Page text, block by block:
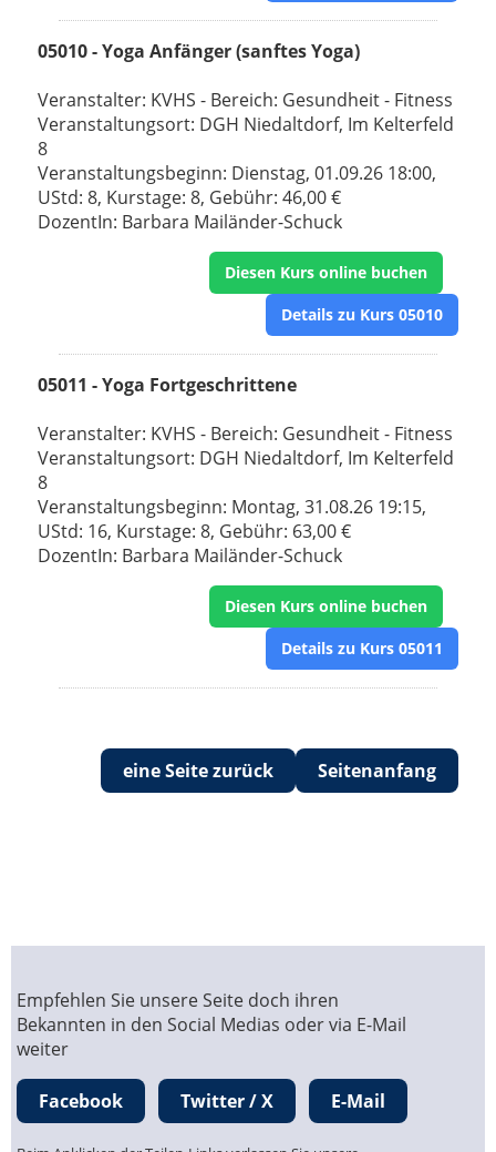
05010 - Yoga Anfänger (sanftes Yoga)
Veranstalter: KVHS - Bereich: Gesundheit - Fitness
Veranstaltungsort: DGH Niedaltdorf, Im Kelterfeld
8
Veranstaltungsbeginn: Dienstag, 01.09.26 18:00,
UStd: 8, Kurstage: 8, Gebühr: 46,00 €
DozentIn: Barbara Mailänder-Schuck
Diesen Kurs online buchen
Details zu Kurs 05010
05011 - Yoga Fortgeschrittene
Veranstalter: KVHS - Bereich: Gesundheit - Fitness
Veranstaltungsort: DGH Niedaltdorf, Im Kelterfeld
8
Veranstaltungsbeginn: Montag, 31.08.26 19:15,
UStd: 16, Kurstage: 8, Gebühr: 63,00 €
DozentIn: Barbara Mailänder-Schuck
Diesen Kurs online buchen
Details zu Kurs 05011
eine Seite zurück Seitenanfang
Empfehlen Sie unsere Seite doch ihren
Bekannten in den Social Medias oder via E-Mail
weiter
Facebook Twitter / X E-Mail